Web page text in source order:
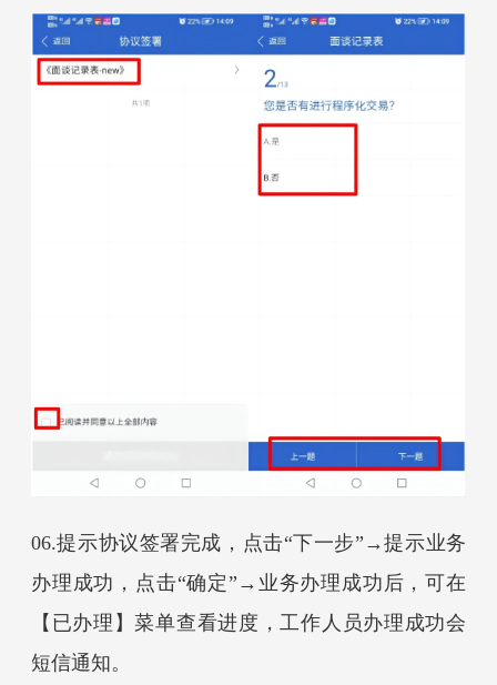
06.提示协议签署完成，点击“下一步” →提示业务
办理成功，点击“确定” → 业务办理成功后，可在
【已办理】菜单查看进度 ， 工作人员办理成功会
短信通知。